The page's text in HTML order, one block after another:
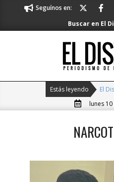
content
Seguínos en:
Buscar en El
El
Disenso
Menu
Estás leyendo El
lunes